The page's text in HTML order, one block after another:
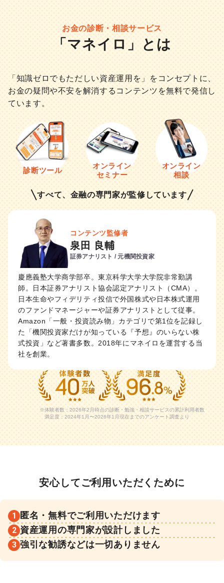
お金の診断・相談サービス
「マネイロ」とは
「知識ゼロでもただしい資産運用を」をコンセプトに、
お金の疑問や不安を解消するコンテンツを無料で発信し
ています。
診断ツール
オンライン
セミナー
オンライン
相談
すべて、金融の専門家が監修しています
コンテンツ監修者
泉田 良輔
証券アナリスト / 元機関投資家
慶應義塾大学商学部卒。東京科学大学大学院非常勤講
師。日本証券アナリスト協会認定アナリスト（CMA）。
日本生命やフィデリティ投信で外国株式や日本株式運用
のファンドマネージャーや証券アナリストとして従事。
Amazon「一般・投資読み物」カテゴリで第1位を記録し
た「機関投資家だけが知っている『予想』のいらない株
式投資」など著書多数。2018年にマネイロを運営する当
社を創業。
体験者数：2026年2月時点の診断・勉強・相談サービスの累計利用者数
満足度：2024年1月〜2026年1月現在までのアンケート調査より
安心してご利用いただくために
1 匿名・無料でご利用いただけます
2 資産運用の専門家が設計しました
3 強引な勧誘などは一切ありません